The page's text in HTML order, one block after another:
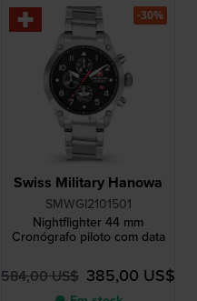
Swiss Military Hanowa
SMWGI2101501
Nightflighter 44 mm
Cronógrafo piloto com data
584,00 US$ 385,00 US$
-30%